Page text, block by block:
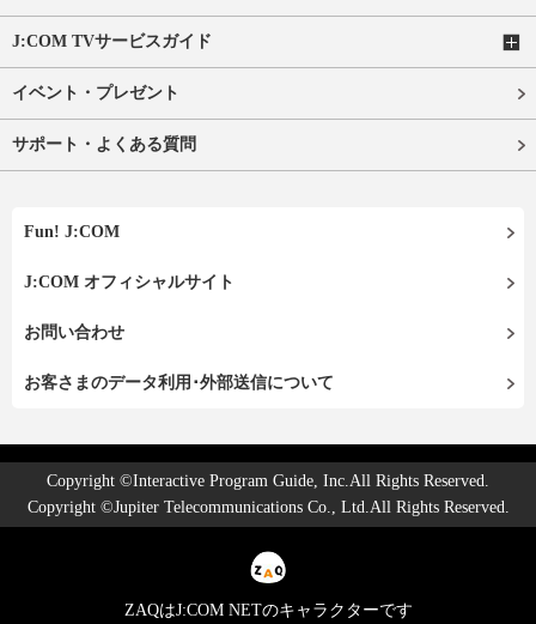
J:COM TVサービスガイド
イベント・プレゼント
サポート・よくある質問
Fun! J:COM
J:COM オフィシャルサイト
お問い合わせ
お客さまのデータ利用･外部送信について
Copyright ©Interactive Program Guide, Inc.All Rights Reserved.
Copyright ©Jupiter Telecommunications Co., Ltd.All Rights Reserved.
ZAQはJ:COM NETのキャラクターです